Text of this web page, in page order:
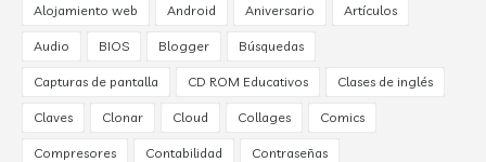
Alojamiento web Android Aniversario Artículos
Audio BIOS Blogger Búsquedas
Capturas de pantalla CD ROM Educativos Clases de inglés
Claves Clonar Cloud Collages Comics
Compresores Contabilidad Contraseñas